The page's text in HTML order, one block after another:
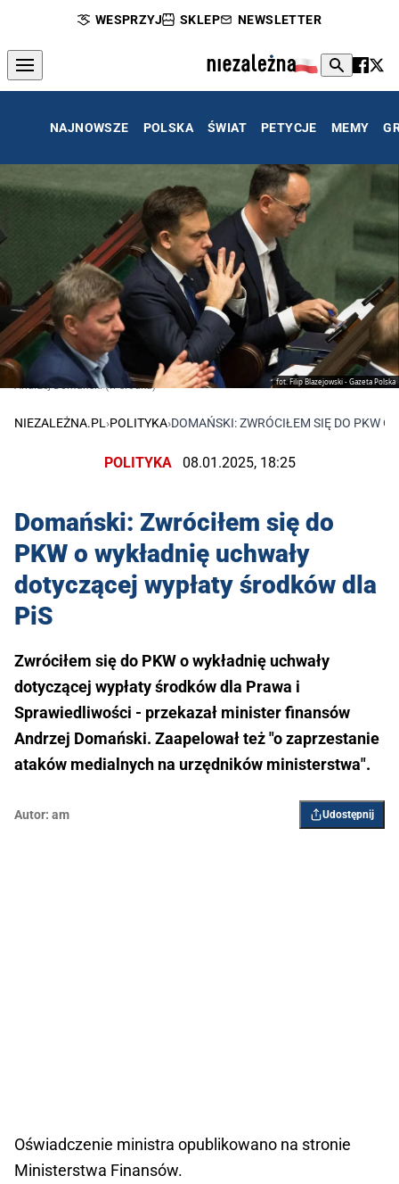
WESPRZYJ SKLEP NEWSLETTER
NAJNOWSZE POLSKA ŚWIAT PETYCJE MEMY
fot. Filip Blazejowski - Gazeta Polska
Andrzej Domański (w środku)
NIEZALEŻNA.PL ›POLITYKA›DOMAŃSKI: ZWRÓCIŁEM SIĘ DO PKW
POLITYKA 08.01.2025, 18:25
Domański: Zwróciłem się do
PKW o wykładnię uchwały
dotyczącej wypłaty środków dla
PiS
Zwróciłem się do PKW o wykładnię uchwały
dotyczącej wypłaty środków dla Prawa i
Sprawiedliwości - przekazał minister finansów
Andrzej Domański. Zaapelował też "o zaprzestanie
ataków medialnych na urzędników ministerstwa".
Autor: am Udostępnij
Oświadczenie ministra opublikowano na stronie
Ministerstwa Finansów.